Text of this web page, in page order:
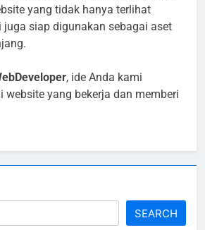
yang tidak hanya terlihat
juga siap digunakan sebagai aset
, ide Anda kami
website yang bekerja dan memberi
SEARCH